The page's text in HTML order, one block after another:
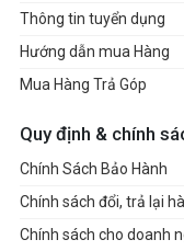
Thông tin tuyển dụng
Hướng dẫn mua Hàng
Mua Hàng Trả Góp
Quy định & chính
Chính Sách Bảo Hành
Chính sách đổi, trả lại
Chính sách cho doanh